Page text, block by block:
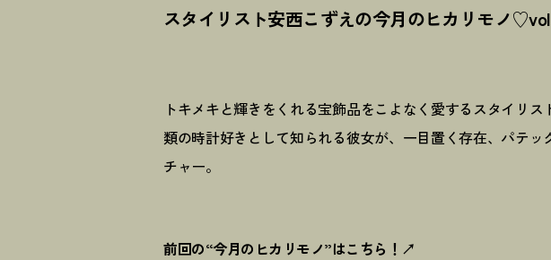
スタイリスト安西こずえの今月のヒカリモノ
トキメキと輝きをくれる宝飾品をこよなく愛するスタイリ
類の時計好きとして知られる彼女が、一目置く存在、パテッ
チャー。
前回の“今月のヒカリモノ”はこちら ！